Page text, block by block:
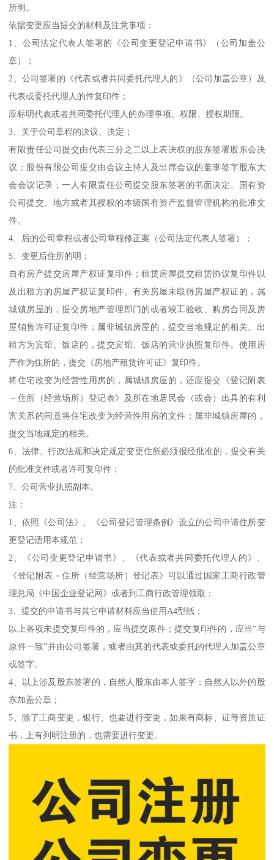
所明。
依据变更应当提交的材料及注意事项：
1、公司法定代表人签署的《公司变更登记申请书》（公司加盖公
章）；
2、公司签署的《代表或者共同委托代理人的》（公司加盖公章）及
代表或委托代理人的件复印件；
应标明代表或者共同委托代理人的办理事项、权限、授权期限。
3、关于公司章程的决议、决定；
有限责任公司提交由代表三分之二以上表决权的股东签署股东会决
议；股份有限公司提交由会议主持人及出席会议的董事签字股东大
会会议记录；一人有限责任公司提交股东签署的书面决定。国有资
公司提交、地方或者其授权的本级国有资产监督管理机构的批准文
件。
4、后的公司章程或者公司章程修正案（公司法定代表人签署）；
5、变更后住所的明；
自有房产提交房屋产权证复印件；租赁房屋提交租赁协议复印件以
及出租方的房屋产权证复印件。有关房屋未取得房屋产权证的，属
城镇房屋的，提交房地产管理部门的或者竣工验收、购房合同及房
屋销售许可证复印件；属非城镇房屋的，提交当地规定的相关。出
租方为宾馆、饭店的，提交宾馆、饭店的营业执照复印件。使用房
产作为住所的，提交《房地产租赁许可证》复印件。
将住宅改变为经营性用房的，属城镇房屋的，还应提交《登记附表
－住所（经营场所）登记表》及所在地居民会（或会）出具的有利
害关系的同意将住宅改变为经营性用房的文件；属非城镇房屋的，
提交当地规定的相关。
6、法律、行政法规和决定规定变更住所必须报经批准的，提交有关
的批准文件或者许可复印件；
7、公司营业执照副本。
注：
1、依照《公司法》、《公司登记管理条例》设立的公司申请住所变
更登记适用本规范；
2、《公司变更登记申请书》、《代表或者共同委托代理人的》、
《登记附表－住所（经营场所）登记表》可以通过国家工商行政管
理总局《中国企业登记网》或者到工商行政管理领取；
3、提交的申请书与其它申请材料应当使用A4型纸；
以上各项未提交复印件的，应当提交原件；提交复印件的，应当“与
原件一致”并由公司签署，或者由其的代表或委托的代理人加盖公章
或签字。
4、以上涉及股东签署的，自然人股东由本人签字；自然人以外的股
东加盖公章；
5、除了工商变更，银行、也要进行变更，如果有商标、证等资质证
书，上有列明注册的，也需要进行变更。